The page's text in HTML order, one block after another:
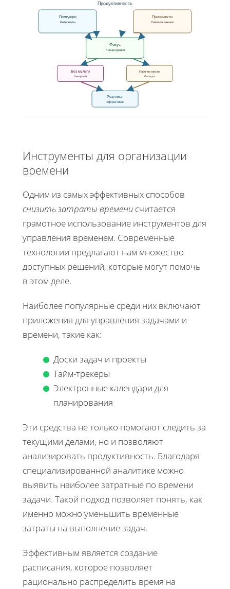
Продуктивность
Помидоро
Интервалы
Приоритеты
Сначала важное
Фокус
Концентрация
Без мульти
Завершай
Рабочее место
Порядок
Результат
Эффективно
Инструменты для организации
времени
Одним из самых эффективных способов
снизить затраты времени считается
грамотное использование инструментов для
управления временем. Современные
технологии предлагают нам множество
доступных решений, которые могут помочь
в этом деле.
Наиболее популярные среди них включают
приложения для управления задачами и
времени, такие как:
Доски задач и проекты
Тайм-трекеры
Электронные календари для
планирования
Эти средства не только помогают следить за
текущими делами, но и позволяют
анализировать продуктивность. Благодаря
специализированной аналитике можно
выявить наиболее затратные по времени
задачи. Такой подход позволяет понять, как
именно можно уменьшить временные
затраты на выполнение задач.
Эффективным является создание
расписания, которое позволяет
рационально распределить время на